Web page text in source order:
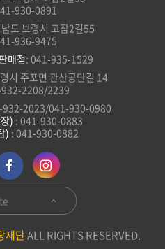
930-0891
도 보령시 고잠2길55
936-9475
매점: 041-935-1529
시 주포면 관산공단길 14
2208/2239
932-2023/041-930-0980
) : 041-930-0883
) : 041-930-0882
재단ALL RIGHTS RESERVED.